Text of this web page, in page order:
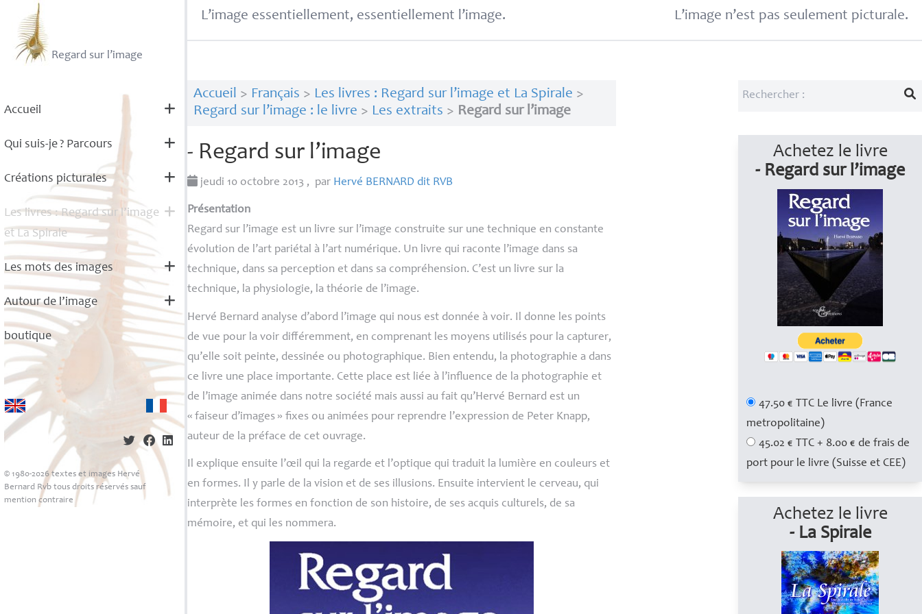
Regard sur l’image
Accueil
Qui suis-je? Parcours
Créations picturales
Les livres : Regard sur l’image
et La Spirale
Les mots des images
Autour de l’image
boutique
© 1980-2026 textes et images Hervé
Bernard Rvb tous droits réservés sauf
mention contraire
L’image essentiellement, essentiellement l’image. L’image n’est pas seulement picturale.
Accueil > Français > Les livres : Regard sur l’image et La Spirale >
Regard sur l’image : le livre > Les extraits > Regard sur l’image
- Regard sur l’image
jeudi 10 octobre 2013 , par Hervé BERNARD dit RVB
Présentation
Regard sur l’image est un livre sur l’image construite sur une technique en constante
évolution de l’art pariétal à l’art numérique. Un livre qui raconte l’image dans sa
technique, dans sa perception et dans sa compréhension. C’est un livre sur la
technique, la physiologie, la théorie de l’image.
Hervé Bernard analyse d’abord l’image qui nous est donnée à voir. Il donne les points
de vue pour la voir différemment, en comprenant les moyens utilisés pour la capturer,
qu’elle soit peinte, dessinée ou photographique. Bien entendu, la photographie a dans
ce livre une place importante. Cette place est liée à l’influence de la photographie et
de l’image animée dans notre société mais aussi au fait qu’Hervé Bernard est un
« faiseur d’images » fixes ou animées pour reprendre l’expression de Peter Knapp,
auteur de la préface de cet ouvrage.
Il explique ensuite l’œil qui la regarde et l’optique qui traduit la lumière en couleurs et
en formes. Il y parle de la vision et de ses illusions. Ensuite intervient le cerveau, qui
interprète les formes en fonction de son histoire, de ses acquis culturels, de sa
mémoire, et qui les nommera.
Achetez le livre
- Regard sur l’image
47.50 € TTC Le livre (France
metropolitaine)
45.02 € TTC + 8.00 € de frais de
port pour le livre (Suisse et CEE)
Achetez le livre
- La Spirale